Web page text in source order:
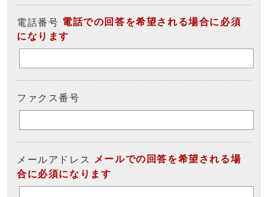
電話番号 電話での回答を希望される場合に必須
になります
ファクス番号
メールアドレス
メールでの回答を希望される場
合に必須になります